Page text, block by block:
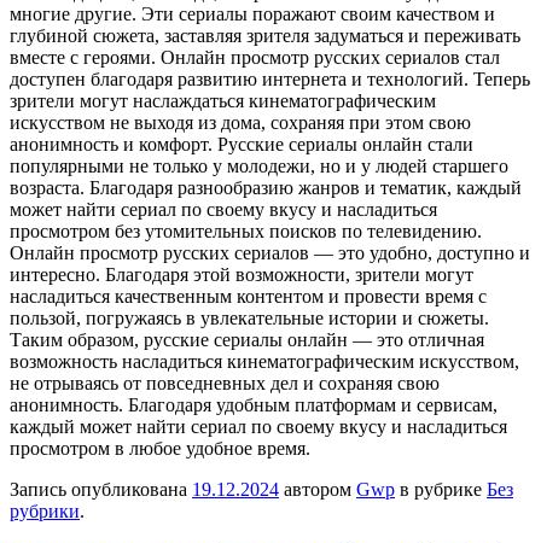
многие другие. Эти сериалы поражают своим качеством и
глубиной сюжета, заставляя зрителя задуматься и переживать
вместе с героями. Онлайн просмотр русских сериалов стал
доступен благодаря развитию интернета и технологий. Теперь
зрители могут наслаждаться кинематографическим
искусством не выходя из дома, сохраняя при этом свою
анонимность и комфорт. Русские сериалы онлайн стали
популярными не только у молодежи, но и у людей старшего
возраста. Благодаря разнообразию жанров и тематик, каждый
может найти сериал по своему вкусу и насладиться
просмотром без утомительных поисков по телевидению.
Онлайн просмотр русских сериалов — это удобно, доступно и
интересно. Благодаря этой возможности, зрители могут
насладиться качественным контентом и провести время с
пользой, погружаясь в увлекательные истории и сюжеты.
Таким образом, русские сериалы онлайн — это отличная
возможность насладиться кинематографическим искусством,
не отрываясь от повседневных дел и сохраняя свою
анонимность. Благодаря удобным платформам и сервисам,
каждый может найти сериал по своему вкусу и насладиться
просмотром в любое удобное время.
Запись опубликована 19.12.2024 автором Gwp в рубрике Без
рубрики.